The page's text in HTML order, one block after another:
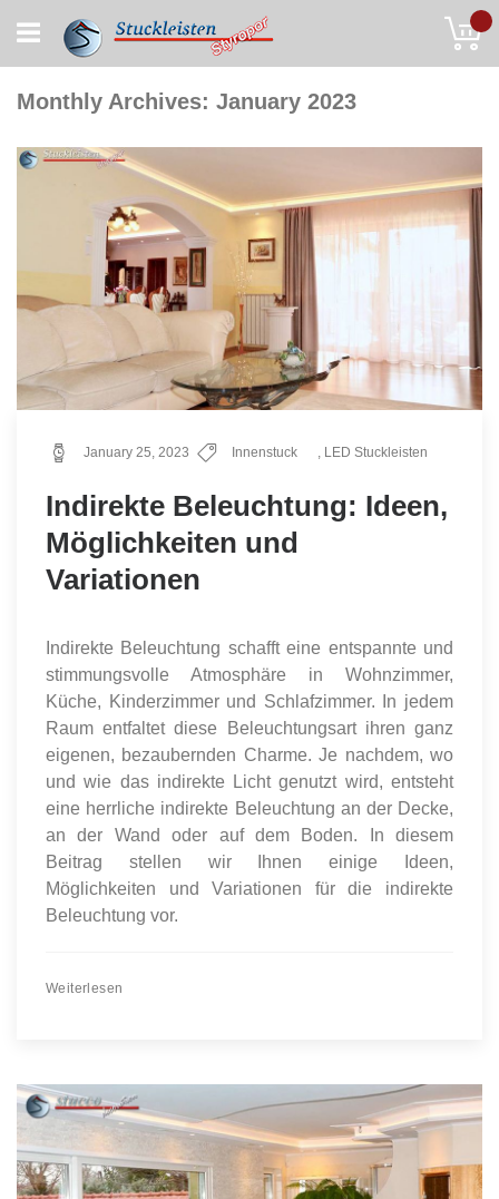
to
Content
Monthly Archives: January 2023
January 25, 2023 Innenstuck , LED Stuckleisten
Indirekte Beleuchtung: Ideen,
Möglichkeiten und
Variationen
Indirekte Beleuchtung schafft eine entspannte und
stimmungsvolle Atmosphäre in Wohnzimmer,
Küche, Kinderzimmer und Schlafzimmer. In jedem
Raum entfaltet diese Beleuchtungsart ihren ganz
eigenen, bezaubernden Charme. Je nachdem, wo
und wie das indirekte Licht genutzt wird, entsteht
eine herrliche indirekte Beleuchtung an der Decke,
an der Wand oder auf dem Boden. In diesem
Beitrag stellen wir Ihnen einige Ideen,
Möglichkeiten und Variationen für die indirekte
Beleuchtung vor.
Weiterlesen